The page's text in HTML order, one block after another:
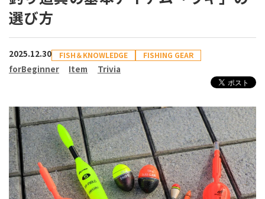
選び方
2025.12.30 FISH＆KNOWLEDGE FISHING GEAR
forBeginner Item Trivia